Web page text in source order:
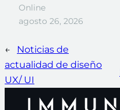
Online
agosto 26, 2026
←
Noticias de
actualidad de diseño
UX/ UI